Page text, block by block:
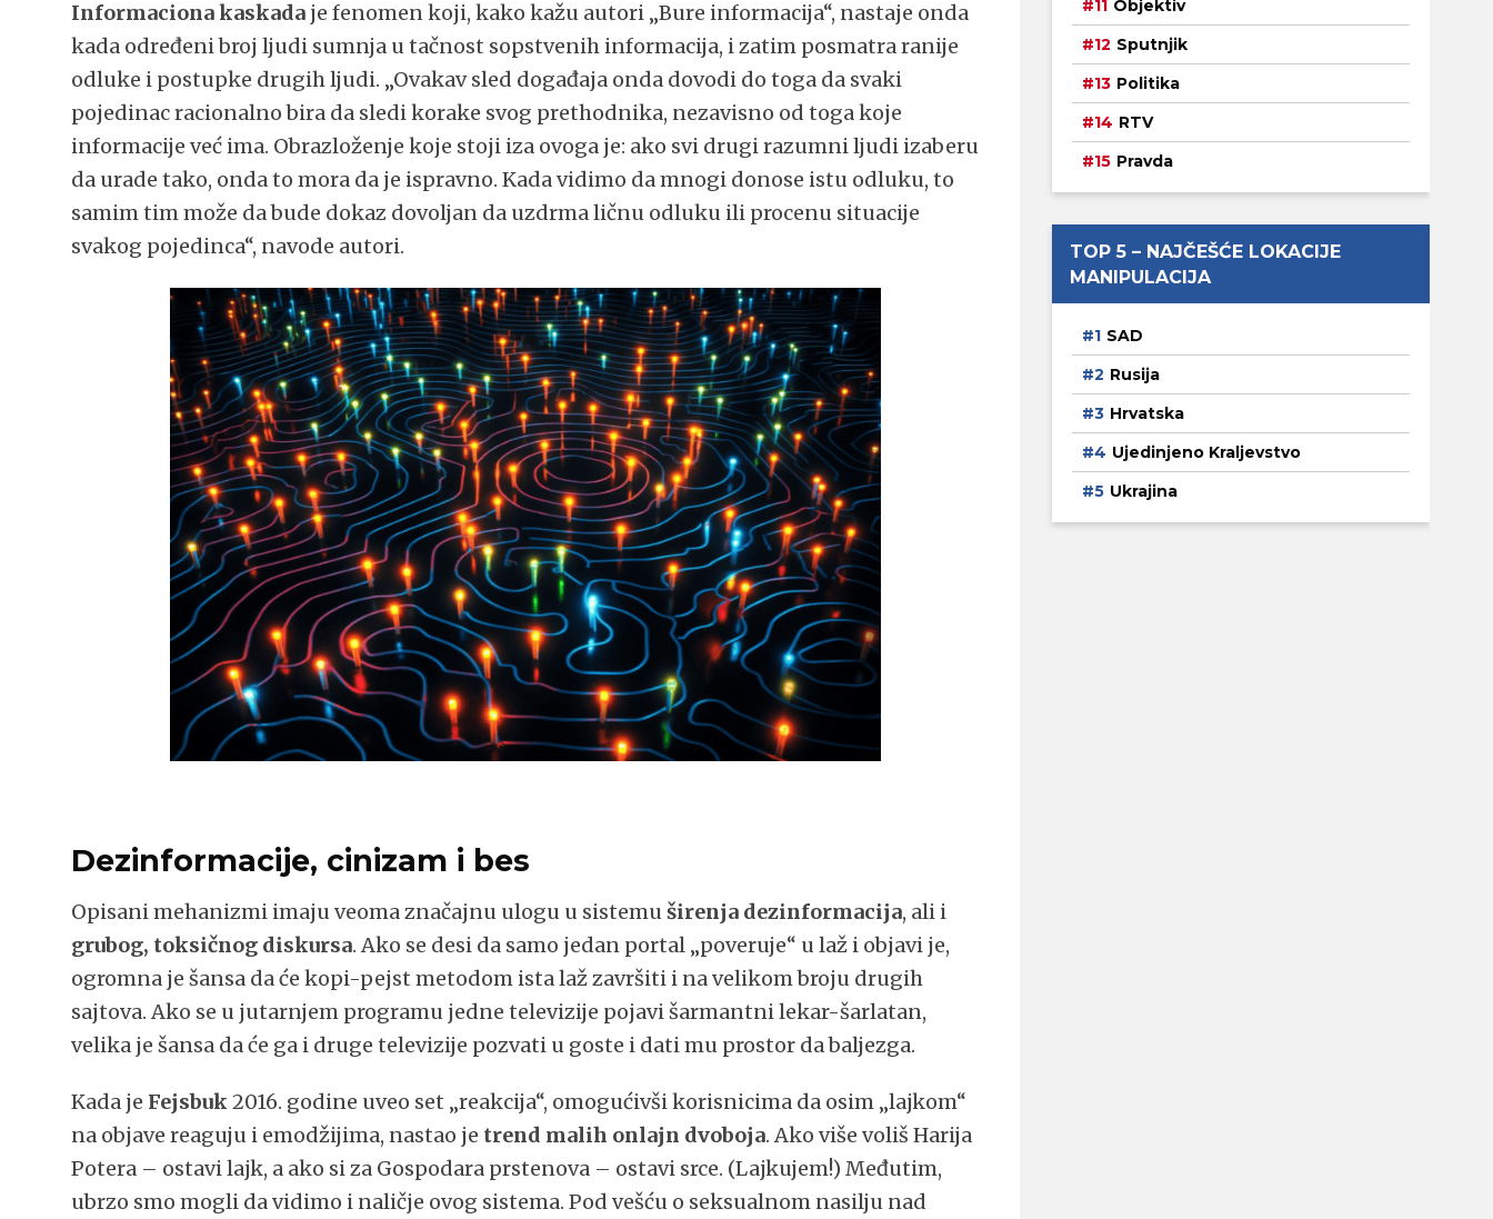
Informaciona kaskada je fenomen koji, kako kažu autori „Bure informacija“, nastaje onda
kada određeni broj ljudi sumnja u tačnost sopstvenih informacija, i zatim posmatra ranije
odluke i postupke drugih ljudi. „Ovakav sled događaja onda dovodi do toga da svaki
pojedinac racionalno bira da sledi korake svog prethodnika, nezavisno od toga koje
informacije već ima. Obrazloženje koje stoji iza ovoga je: ako svi drugi razumni ljudi izaberu
da urade tako, onda to mora da je ispravno. Kada vidimo da mnogi donose istu odluku, to
samim tim može da bude dokaz dovoljan da uzdrma ličnu odluku ili procenu situacije
svakog pojedinca“, navode autori.
Dezinformacije, cinizam i bes
Opisani mehanizmi imaju veoma značajnu ulogu u sistemuširenja dezinformacija, ali i
grubog, toksičnog diskursa. Ako se desi da samo jedan portal „poveruje“ u laž i objavi je,
ogromna je šansa da će kopi-pejst metodom ista laž završiti i na velikom broju drugih
sajtova. Ako se u jutarnjem programu jedne televizije pojavi šarmantni lekar-šarlatan,
velika je šansa da će ga i druge televizije pozvati u goste i dati mu prostor da baljezga.
Kada je Fejsbuk 2016. godine uveo set „reakcija“, omogućivši korisnicima da osim „lajkom“
na objave reaguju i emodžijima, nastao je trend malih onlajn dvoboja. Ako više voliš Harija
Potera – ostavi lajk, a ako si za Gospodara prstenova – ostavi srce. (Lajkujem!) Međutim,
ubrzo smo mogli da vidimo i naličje ovog sistema. Pod vešću o seksualnom nasilju nad
Objektiv
Sputnjik
Politika
RTV
Pravda
TOP 5 – NAJČEŠĆE LOKACIJE
MANIPULACIJA
SAD
Rusija
Hrvatska
Ujedinjeno Kraljevstvo
Ukrajina